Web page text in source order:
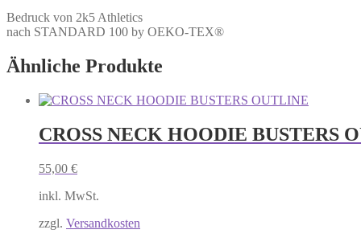
Bedruck von 2k5 Athletics
nach STANDARD 100 by OEKO-TEX®
Ähnliche Produkte
CROSS NECK HOODIE BUSTERS
55,00 €
inkl. MwSt.
zzgl. Versandkosten